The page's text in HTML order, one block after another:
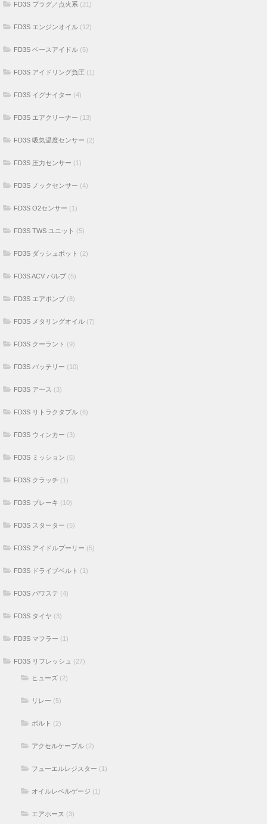
FD3S プラグ／点火系 (21)
FD3S エンジンオイル (12)
FD3S ベースアイドル (5)
FD3S アイドリング負圧 (1)
FD3S イグナイター (4)
FD3S エアクリーナー (13)
FD3S 吸気温度センサー (2)
FD3S 圧力センサー (1)
FD3S ノックセンサー (4)
FD3S O2センサー (1)
FD3S TWS ユニット (5)
FD3S ダッシュポット (2)
FD3S ACV バルブ (5)
FD3S エアポンプ (8)
FD3S メタリングオイル (7)
FD3S クーラント (9)
FD3S バッテリー (10)
FD3S アース (3)
FD3S リトラクタブル (6)
FD3S ウィンカー (3)
FD3S ミッション (6)
FD3S クラッチ (1)
FD3S ブレーキ (10)
FD3S スターター (5)
FD3S アイドルプーリー (5)
FD3S ドライブベルト (1)
FD3S パワステ (4)
FD3S タイヤ (3)
FD3S マフラー (1)
FD3S リフレッシュ (27)
ヒューズ (2)
リレー (5)
ボルト (2)
アクセルケーブル (2)
フューエルレジスター (1)
オイルレベルゲージ (1)
エアホース (3)